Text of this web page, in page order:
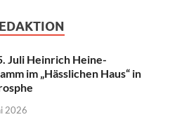
Juli Heinrich Heine-
im „Hässlichen Haus“ in
2026